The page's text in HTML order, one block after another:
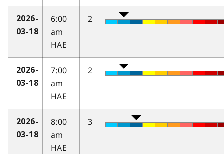
2026-
03-18
6:00
am
HAE
2
2026-
03-18
7:00
am
HAE
2
2026-
03-18
8:00
am
HAE
3